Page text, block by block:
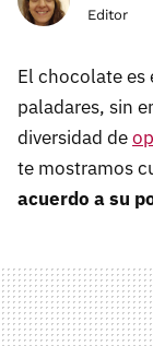
Editor
El chocolate
paladares, sin
diversidad de
te mostramos
acuerdo a su